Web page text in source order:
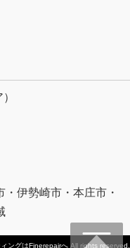
伊勢崎市・本庄市・
ングはFinerepairへ All rights reserved.